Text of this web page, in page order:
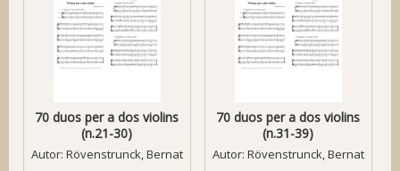
70 duos per a dos violins
(n.21-30)
Autor: Rövenstrunck, Bernat
70 duos per a dos violins
(n.31-39)
Autor: Rövenstrunck, Bernat